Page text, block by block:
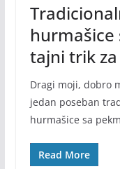
hurmašice
tajni trik
Dragi moji, dobro
jedan poseban
hurmašice sa
Read More